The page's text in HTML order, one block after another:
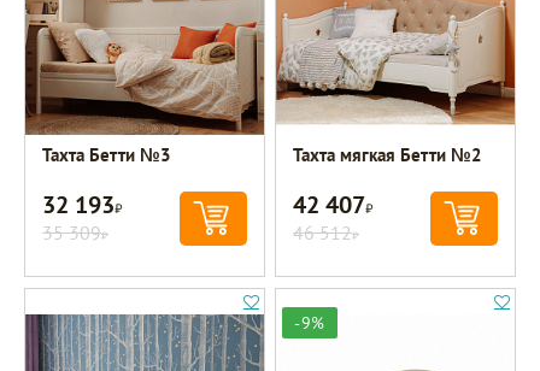
Тахта Бетти №3
32 193Р
35 309Р
Тахта мягкая Бетти №2
42 407Р
46 512Р
-9%